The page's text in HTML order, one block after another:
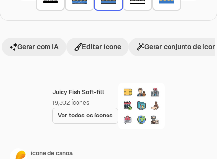
Juicy Fish Soft-fill
19,302 Ícones
Ver todos os ícones
Gerar com IA Editar ícone Gerar conjunto de
ícone de canoa